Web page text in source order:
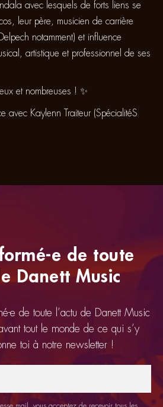
avec lesquels de forts liens se
leur père, musicien de carrière
notamment) et influence
artistique et professionnel de ses
et nombreuses ! ✨
avec Kaylenn Traiteur (SpécialitéS
e de toute
Danett Music
e de toute l’actu de Danett Music
tout le monde de ce qui s’y
toi à notre newsletter !